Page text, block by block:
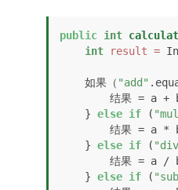
public int
int
result =
    如果（
"add"
    }
else if (
    }
else if (
    }
else if (